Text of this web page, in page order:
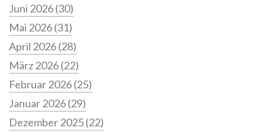
Juni 2026(30)
Mai 2026(31)
April 2026(28)
März 2026(22)
Februar 2026(25)
Januar 2026(29)
Dezember 2025(22)